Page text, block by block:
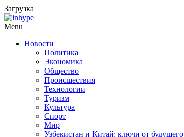
Загрузка
Menu
Новости
Политика
Экономика
Общество
Происшествия
Технологии
Туризм
Культура
Спорт
Мир
Узбекистан и Китай: ключи от будущего